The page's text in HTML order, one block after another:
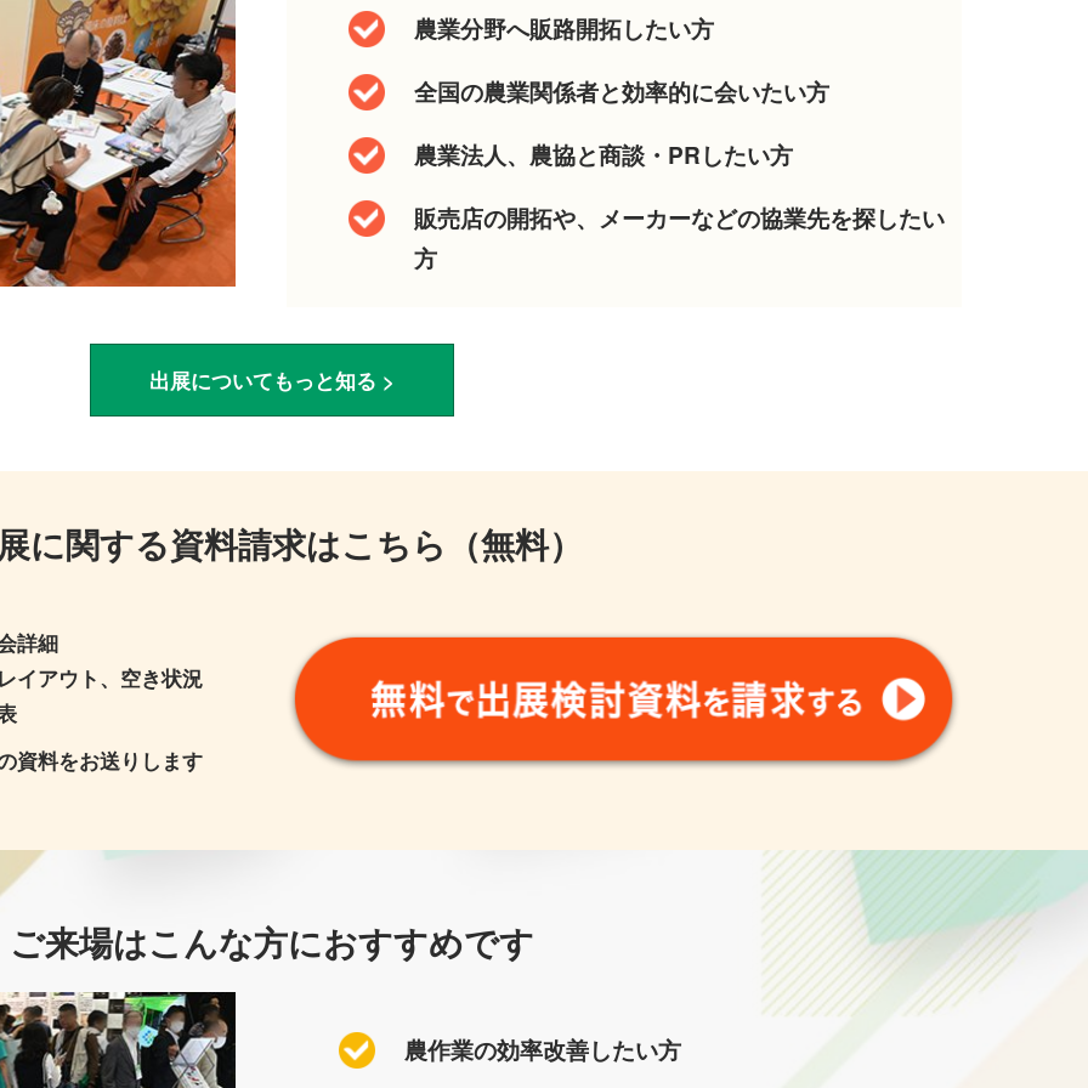
農業分野へ販路開拓したい方
全国の農業関係者と効率的に会いたい方
農業法人、農協と商談・PRしたい方
販売店の開拓や、メーカーなどの協業先を探したい
方
出展についてもっと知る >
に関する資料請求はこちら（無料）
詳細
イアウト、空き状況
料をお送りします
ご来場はこんな方におすすめです
農作業の効率改善したい方